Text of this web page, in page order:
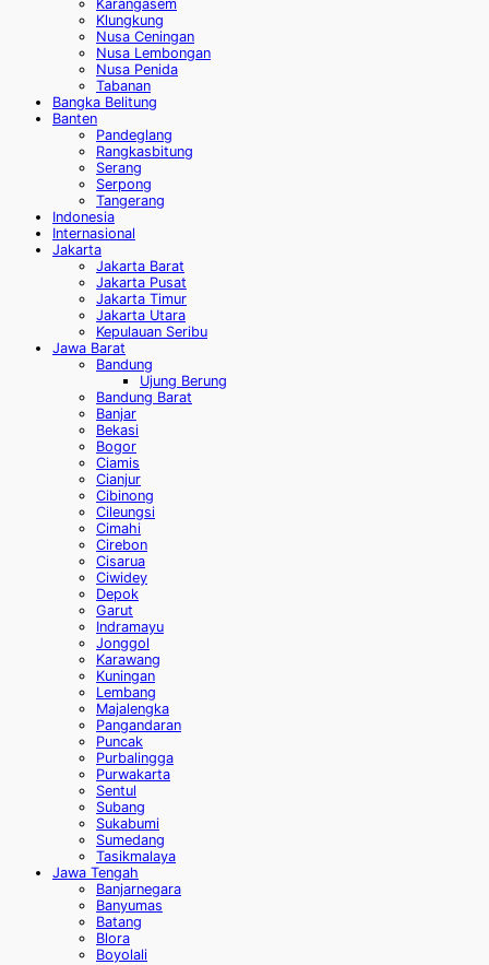
Karangasem
Klungkung
Nusa Ceningan
Nusa Lembongan
Nusa Penida
Tabanan
Bangka Belitung
Banten
Pandeglang
Rangkasbitung
Serang
Serpong
Tangerang
Indonesia
Internasional
Jakarta
Jakarta Barat
Jakarta Pusat
Jakarta Timur
Jakarta Utara
Kepulauan Seribu
Jawa Barat
Bandung
Ujung Berung
Bandung Barat
Banjar
Bekasi
Bogor
Ciamis
Cianjur
Cibinong
Cileungsi
Cimahi
Cirebon
Cisarua
Ciwidey
Depok
Garut
Indramayu
Jonggol
Karawang
Kuningan
Lembang
Majalengka
Pangandaran
Puncak
Purbalingga
Purwakarta
Sentul
Subang
Sukabumi
Sumedang
Tasikmalaya
Jawa Tengah
Banjarnegara
Banyumas
Batang
Blora
Boyolali